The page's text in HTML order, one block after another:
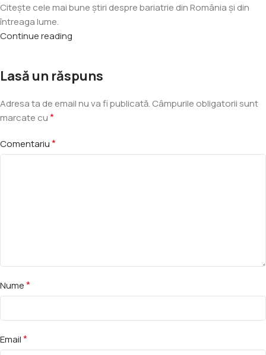
Citește cele mai bune știri despre bariatrie din România și din
întreaga lume.
Continue reading
Lasă un răspuns
Adresa ta de email nu va fi publicată. Câmpurile obligatorii sunt
marcate cu*
Comentariu*
Nume*
Email*